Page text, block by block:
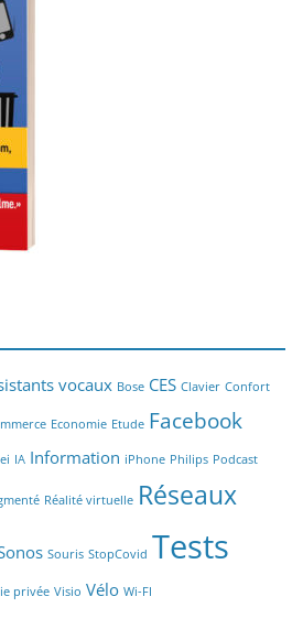
vocaux Bose CES Clavier Confort
Economie Etude Facebook
IA Information iPhone Philips Podcast
Réalité virtuelle Réseaux
Souris StopCovid Tests
privée Visio Vélo Wi-FI